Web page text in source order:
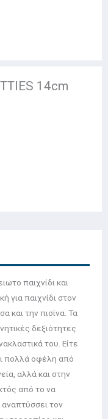
14cm
παιχνίδι και
για παιχνίδι στον
και την πισίνα. Τα
δεξιότητες
του. Είτε
πολλά οφέλη από
αλλά και στην
από το να
αναπτύσσει τον